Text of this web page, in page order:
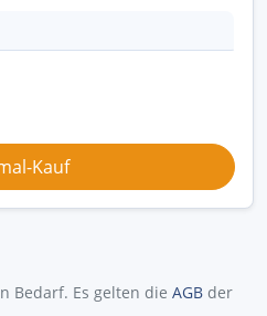
Bedarf. Es gelten die AGB der